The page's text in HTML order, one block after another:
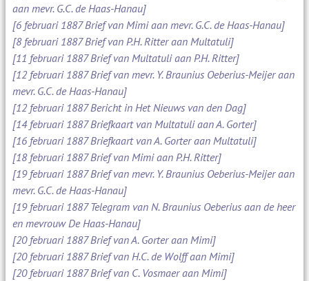
aan mevr. G.C. de Haas-Hanau]
[6 februari 1887 Brief van Mimi aan mevr. G.C. de Haas-Hanau]
[8 februari 1887 Brief van P.H. Ritter aan Multatuli]
[11 februari 1887 Brief van Multatuli aan P.H. Ritter]
[12 februari 1887 Brief van mevr. Y. Braunius Oeberius-Meijer aan
mevr. G.C. de Haas-Hanau]
[12 februari 1887 Bericht in Het Nieuws van den Dag]
[14 februari 1887 Briefkaart van Multatuli aan A. Gorter]
[16 februari 1887 Briefkaart van A. Gorter aan Multatuli]
[18 februari 1887 Brief van Mimi aan P.H. Ritter]
[19 februari 1887 Brief van mevr. Y. Braunius Oeberius-Meijer aan
mevr. G.C. de Haas-Hanau]
[19 februari 1887 Telegram van N. Braunius Oeberius aan de heer
en mevrouw De Haas-Hanau]
[20 februari 1887 Brief van A. Gorter aan Mimi]
[20 februari 1887 Brief van H.C. de Wolff aan Mimi]
[20 februari 1887 Brief van C. Vosmaer aan Mimi]